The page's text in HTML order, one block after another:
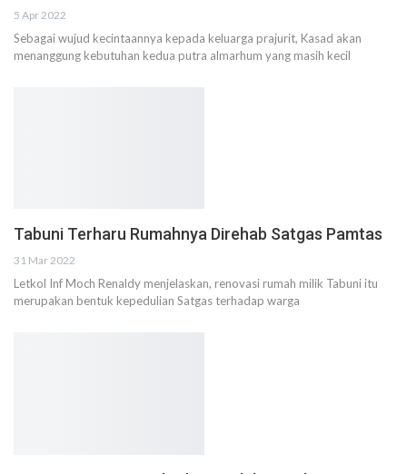
5 Apr 2022
Sebagai wujud kecintaannya kepada keluarga prajurit, Kasad akan
menanggung kebutuhan kedua putra almarhum yang masih kecil
Tabuni Terharu Rumahnya Direhab Satgas Pamtas
31 Mar 2022
Letkol Inf Moch Renaldy menjelaskan, renovasi rumah milik Tabuni itu
merupakan bentuk kepedulian Satgas terhadap warga